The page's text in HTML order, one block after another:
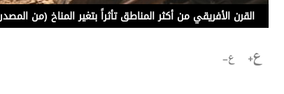
القرن الأفريقي من أكثر المناطق تأثراً بتغير المناخ (من